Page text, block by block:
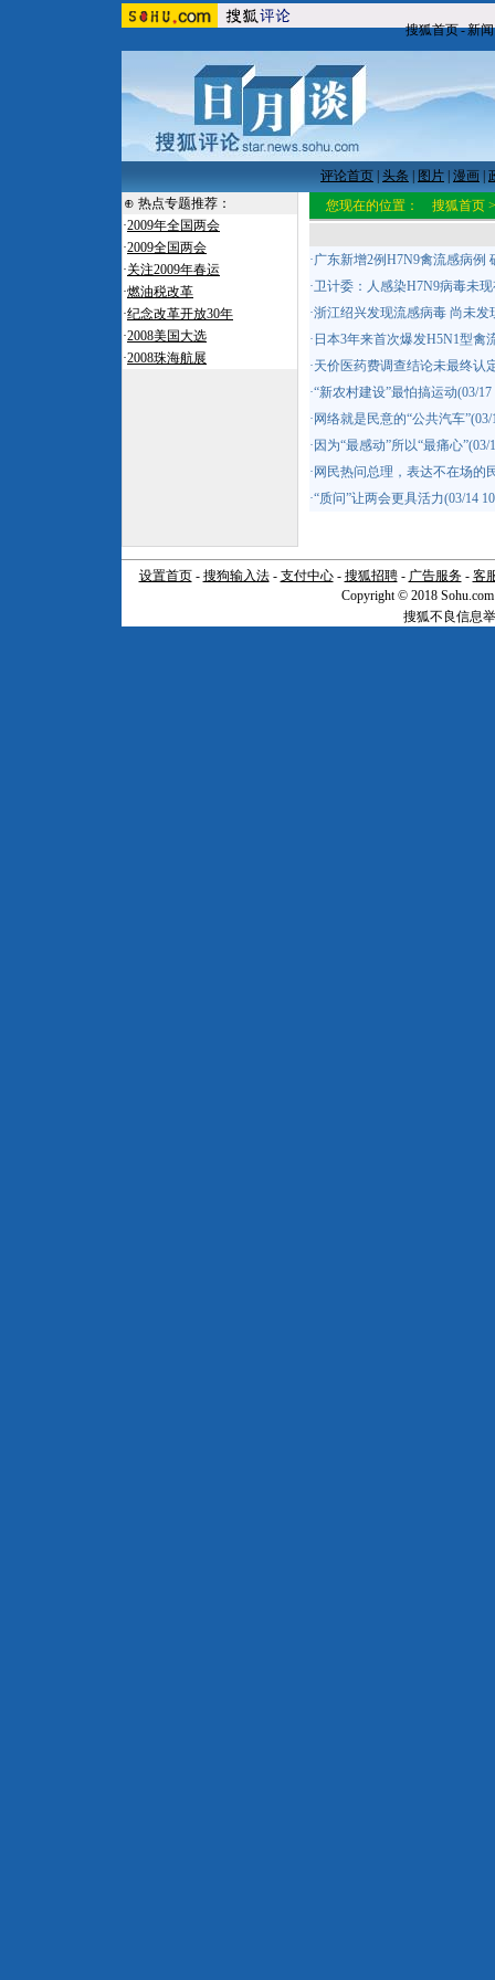
搜狐首页-新闻
评论首页 头条 图片 漫画
⊕ 热点专题推荐：
·2009年全国两会
·2009全国两会
·关注2009年春运
·燃油税改革
·纪念改革开放30年
·2008美国大选
·2008珠海航展
您现在的位置： 搜狐首页
·广东新增2例H7N9禽流感病例
·卫计委：人感染H7N9病毒未
·浙江绍兴发现流感病毒 尚未发
· 日本3年来首次爆发H5N1型禽
·天价医药费调查结论未最终认
·“新农村建设”最怕搞运动(03/17
· 网络就是民意的“公共汽车”(03/
· 因为“最感动”所以“最痛心”(03/
· 网民热问总理，表达不在场的
·“质问”让两会更具活力(03/14
设置首页- 搜狗输入法- 支付中心- 搜狐招聘- 广告服务- 客
Copyright © 2018
搜狐不良信息